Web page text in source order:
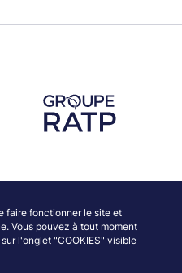
faire fonctionner le site et
Vous pouvez à tout moment
l'onglet "COOKIES" visible